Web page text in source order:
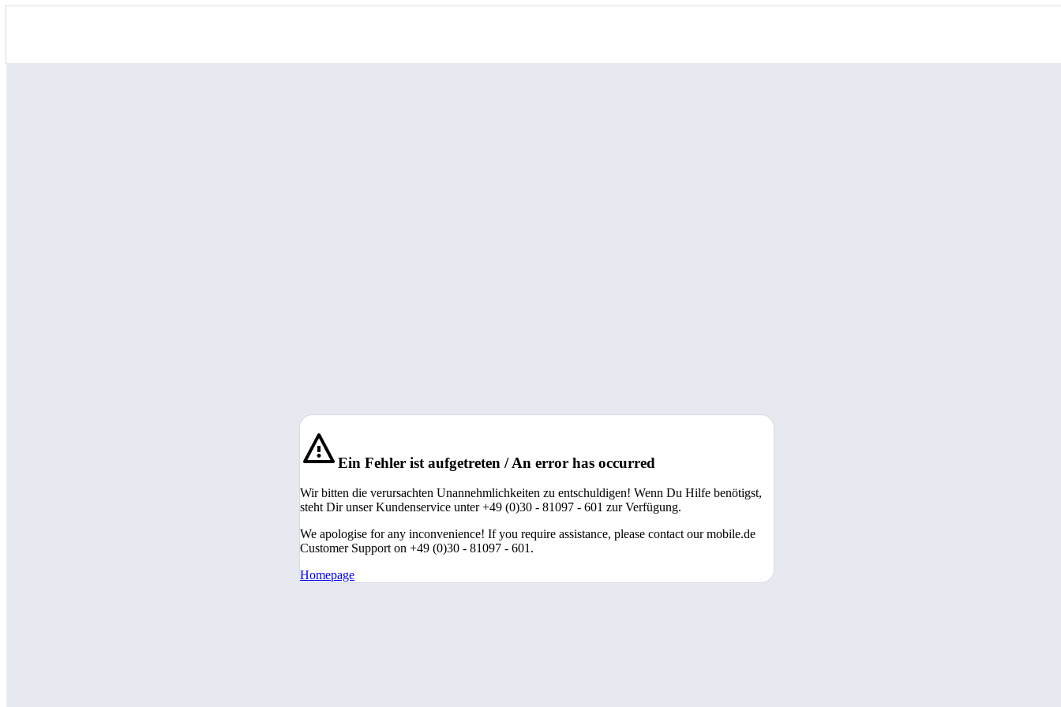
Ein Fehler ist aufgetreten / An error has occurred
Wir bitten die verursachten Unannehmlichkeiten zu entschuldigen! Wenn Du Hilfe benötigst,
steht Dir unser Kundenservice unter +49 (0)30 - 81097 - 601 zur Verfügung.
We apologise for any inconvenience! If you require assistance, please contact our mobile.de
Customer Support on +49 (0)30 - 81097 - 601.
Homepage